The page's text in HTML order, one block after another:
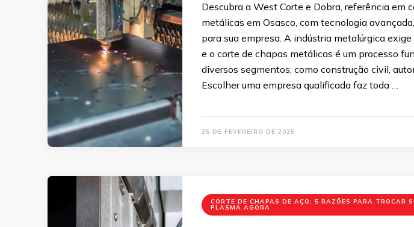
Descubra a West Corte e Dobra, referência em
metálicas em Osasco, com tecnologia
para sua empresa. A indústria metalúrgica
e o corte de chapas metálicas é um processo
diversos segmentos, como construção civil,
Escolher uma empresa qualificada faz toda …
25 DE FEVEREIRO DE 2025
CORTE DE CHAPAS DE AÇO: 5 RAZÕES PARA TROCAR
PLASMA AGORA